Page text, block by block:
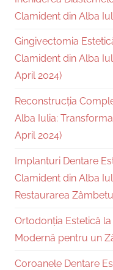
Clamident din Alba
Gingivectomia
Clamident din Alba
April 2024)
Reconstrucția
Alba Iulia:
April 2024)
Implanturi Dentare
Clamident din Alba
Restaurarea
Ortodonția Estetică
Modernă pentru un
Coroanele Dentare